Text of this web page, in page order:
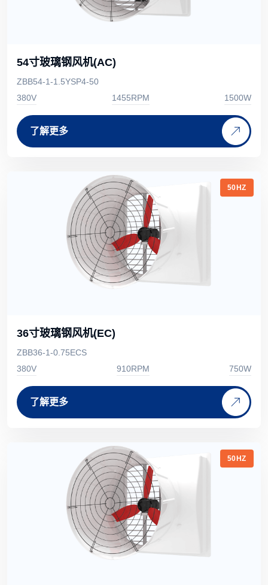
54寸玻璃钢风机(AC)
ZBB54-1-1.5YSP4-50
380V
1455RPM 1500W
了解更多
50HZ
36寸玻璃钢风机(EC)
ZBB36-1-0.75ECS
380V
910RPM 750W
了解更多
50HZ